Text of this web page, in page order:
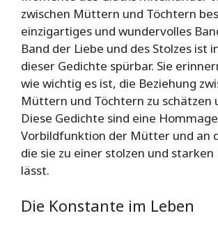
zwischen Müttern und Töchtern
einzigartiges und wundervolles
Band der Liebe und des Stolzes ist
dieser Gedichte spürbar. Sie
wie wichtig es ist, die Beziehung
Müttern und Töchtern zu schätzen
Diese Gedichte sind eine
Vorbildfunktion der Mütter und an
die sie zu einer stolzen und starken
lässt.
Die Konstante im Leben